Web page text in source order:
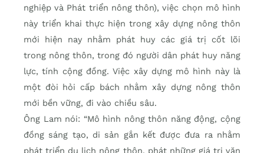
nghiệp và Phát triển nông thôn), việc chọn mô hình
này triển khai thực hiện trong xây dựng nông thôn
mới hiện nay nhằm phát huy các giá trị cốt lõi
trong nông thôn, trong đó người dân phát huy năng
lực, tính cộng đồng. Việc xây dựng mô hình này là
một đòi hỏi cấp bách nhằm xây dựng nông thôn
mới bền vững, đi vào chiều sâu.
Ông Lam nói: “Mô hình nông thôn năng động, cộng
đồng sáng tạo, di sản gắn kết được đưa ra nhằm
phát triển du lịch nông thôn, phát những giá trị văn